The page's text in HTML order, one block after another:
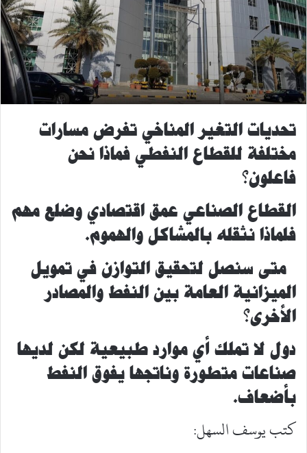
تحديات التغير المناخي تفرض مسارات
مختلفة للقطاع النفطي فماذا نحن
فاعلون؟
القطاع الصناعي عمق اقتصادي وضلع مهم
فلماذا نثقله بالمشاكل والهموم.
متى سنصل لتحقيق التوازن في تمويل
الميزانية العامة بين النفط والمصادر
الأخرى؟
دول لا تملك أي موارد طبيعية لكن لديها
صناعات متطورة وناتجها يفوق النفط
بأضعاف.
كتب يوسف السهل: